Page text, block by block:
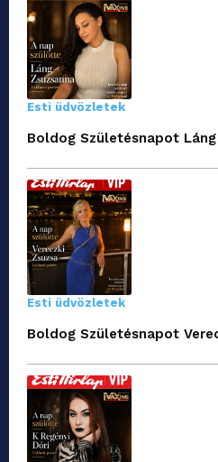
Esti üdvözletek
Boldog Születésnapot Láng
Esti üdvözletek
Boldog Születésnapot